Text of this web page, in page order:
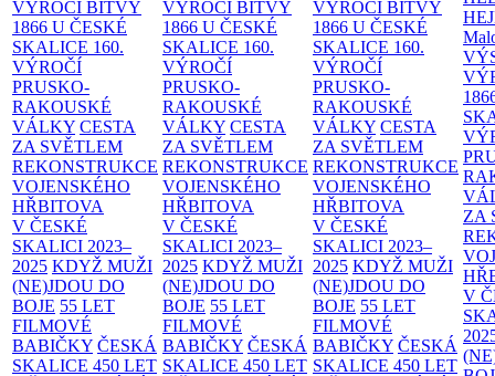
VÝROČÍ BITVY
1866 U ČESKÉ
SKALICE 160.
VÝROČÍ
PRUSKO-
RAKOUSKÉ
VÁLKY CESTA
ZA SVĚTLEM
REKONSTRUKCE
VOJENSKÉHO
HŘBITOVA
V ČESKÉ
SKALICI 2023–
2025 KDYŽ MUŽI
(NE)JDOU DO
BOJE 55 LET
FILMOVÉ
BABIČKY ČESKÁ
SKALICE 450 LET
VÝROČÍ BITVY
1866 U ČESKÉ
SKALICE 160.
VÝROČÍ
PRUSKO-
RAKOUSKÉ
VÁLKY CESTA
ZA SVĚTLEM
REKONSTRUKCE
VOJENSKÉHO
HŘBITOVA
V ČESKÉ
SKALICI 2023–
2025 KDYŽ MUŽI
(NE)JDOU DO
BOJE 55 LET
FILMOVÉ
BABIČKY ČESKÁ
SKALICE 450 LET
VÝROČÍ BITVY
1866 U ČESKÉ
SKALICE 160.
VÝROČÍ
PRUSKO-
RAKOUSKÉ
VÁLKY CESTA
ZA SVĚTLEM
REKONSTRUKCE
VOJENSKÉHO
HŘBITOVA
V ČESKÉ
SKALICI 2023–
2025 KDYŽ MUŽI
(NE)JDOU DO
BOJE 55 LET
FILMOVÉ
BABIČKY ČESKÁ
SKALICE 450 LET
ZA
V